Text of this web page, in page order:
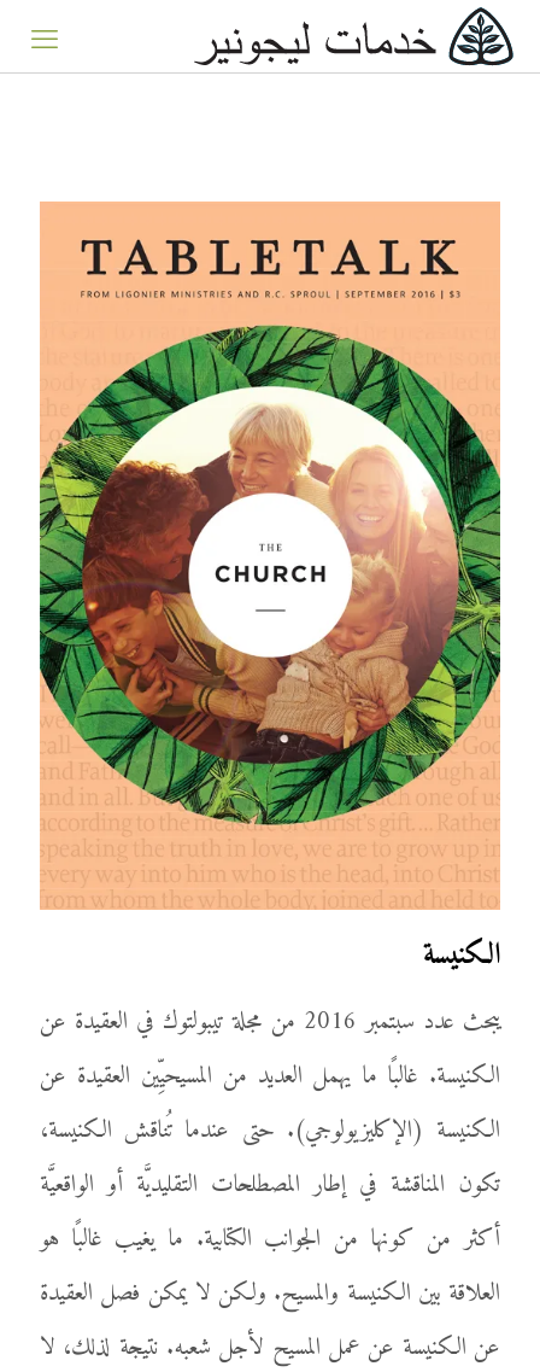
الكنيسة
يبحث عدد سبتمبر 2016 من مجلة تيبولتوك في العقيدة عن
الكنيسة. غالبًا ما يهمل العديد من المسيحيِّين العقيدة عن
الكنيسة (الإكليزيولوجي). حتى عندما تُناقش الكنيسة،
تكون المناقشة في إطار المصطلحات التقليديَّة أو الواقعيَّة
أكثر من كونها من الجوانب الكتابية. ما يغيب غالبًا هو
العلاقة بين الكنيسة والمسيح. ولكن لا يمكن فصل العقيدة
عن الكنيسة عن عمل المسيح لأجل شعبه. نتيجة لذلك، لا